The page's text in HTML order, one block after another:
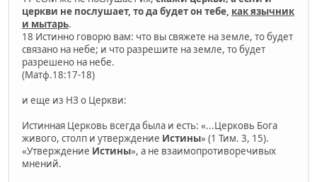
церкви не послушает, то да будет он тебе, как язычник
и мытарь.
18 Истинно говорю вам: что вы свяжете на земле, то будет
связано на небе; и что разрешите на земле, то будет
разрешено на небе.
(Матф.18:17-18)
и еще из НЗ о Церкви:
Истинная Церковь всегда была и есть: «...Церковь Бога
живого, столп и утверждение Истины» (1 Тим. 3, 15).
«Утверждение Истины», а не взаимопротиворечивых
мнений.